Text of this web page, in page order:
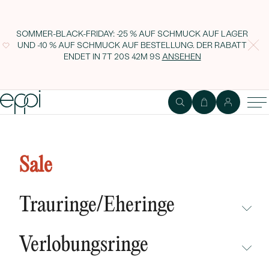
SOMMER-BLACK-FRIDAY: -25 % AUF SCHMUCK AUF LAGER
UND -10 % AUF SCHMUCK AUF BESTELLUNG. DER RABATT
ENDET IN 7T 20S 42M 8S ANSEHEN
Sale
Trauringe/Eheringe
NEUHEITEN
Verlobungsringe
Perlen und Zirkonia Zona